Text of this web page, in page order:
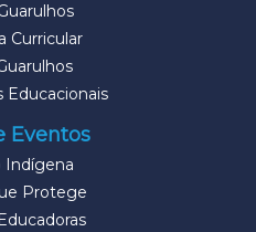
Curricular
Educacionais
Eventos
Indígena
Protege